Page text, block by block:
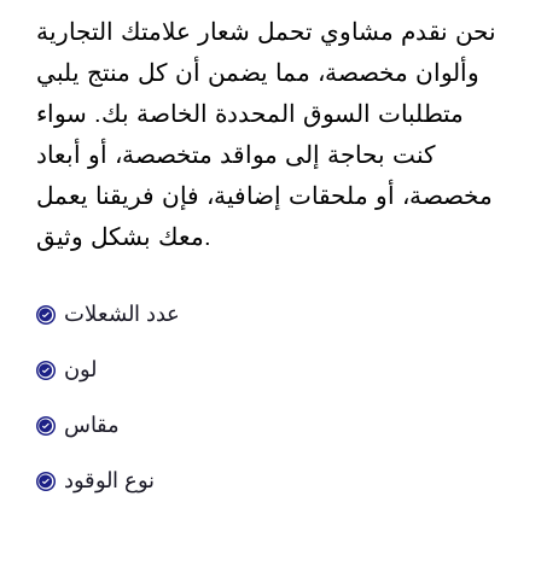
نحن نقدم مشاوي تحمل شعار علامتك التجارية
وألوان مخصصة، مما يضمن أن كل منتج يلبي
متطلبات السوق المحددة الخاصة بك. سواء
كنت بحاجة إلى مواقد متخصصة، أو أبعاد
مخصصة، أو ملحقات إضافية، فإن فريقنا يعمل
معك بشكل وثيق.
عدد الشعلات
لون
مقاس
نوع الوقود